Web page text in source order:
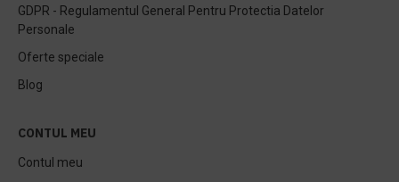
GDPR - Regulamentul General Pentru Protectia Datelor
Personale
Oferte speciale
Blog
CONTUL MEU
Contul meu